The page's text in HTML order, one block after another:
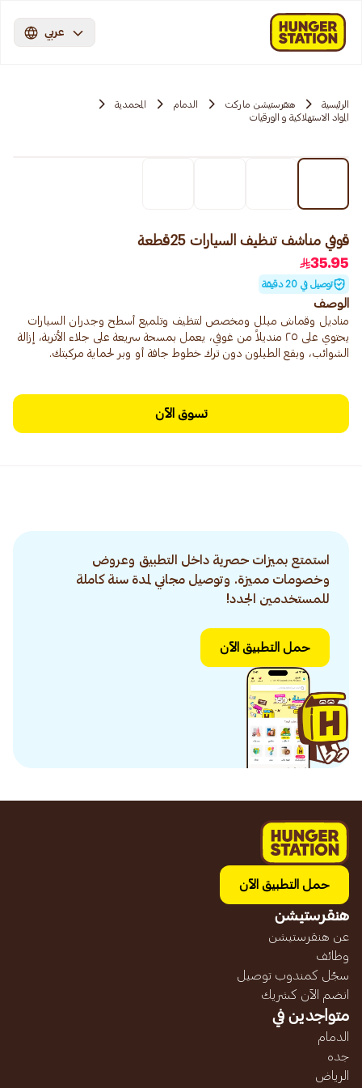
عربي
الرئيسية هنقرستيشن ماركت الدمام
المحمدية
المواد الاستهلاكية و الورقيات
قوفي مناشف تنظيف السيارات 25قطعة
35.95
توصيل في 20 دقيقة
الوصف
مناديل وقماش مبلل ومخصص لتنظيف وتلميع أسطح وجدران السيارات
يحتوي على ٢٥ منديلاً من غوفي، يعمل بمسحة سريعة على جلاء الأتربة، إزالة
الشوائب، وبقع الطبلون دون ترك خطوط جافة أو وبر لحماية مركبتك.
تسوق الآن
استمتع بميزات حصرية داخل التطبيق وعروض
وخصومات مميزة. وتوصيل مجاني لمدة سنة كاملة
للمستخدمين الجدد!
حمل التطبيق الآن
حمل التطبيق الآن
هنقرستيشن
عن هنقرستيشن
وظائف
سجّل كمندوب توصيل
انضم الآن كشريك
متواجدين في
الدمام
جده
الرياض